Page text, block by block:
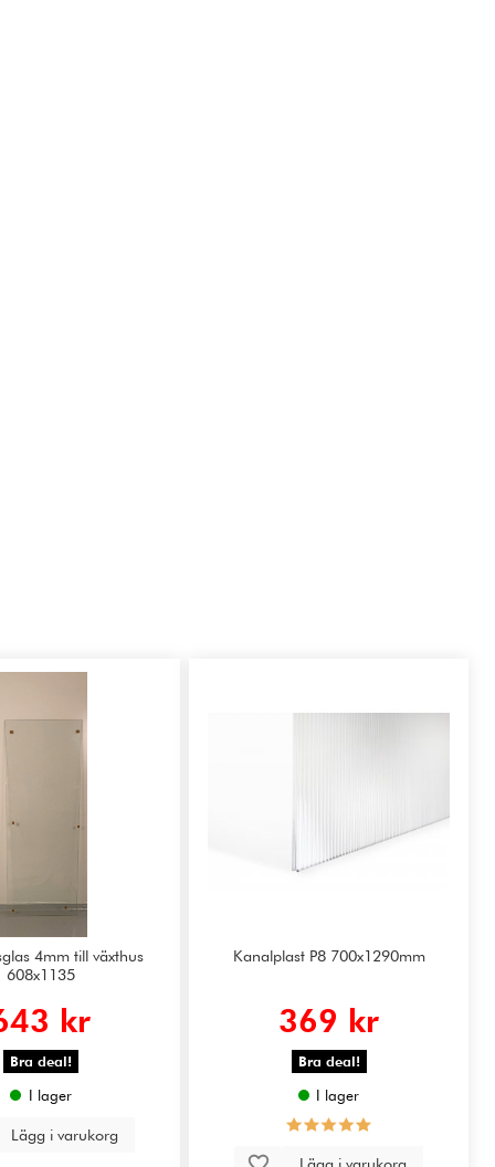
4mm till växthus
608x1135
kr
Bra deal!
I lager
Lägg i varukorg
Kanalplast P8 700x1290mm
369 kr
Bra deal!
I lager
Lägg i varukorg